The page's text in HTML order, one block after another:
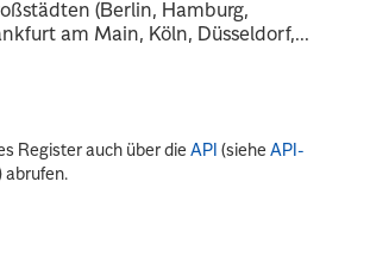
(Berlin, Hamburg,
am Main, Köln, Düsseldorf,...
Register auch über dieAPI (sieheAPI-
) abrufen.